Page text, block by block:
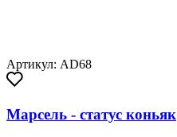
Артикул: AD68
Марсель - статус коньяк